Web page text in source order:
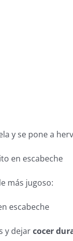
y se pone a
más jugoso:
y dejarcocer